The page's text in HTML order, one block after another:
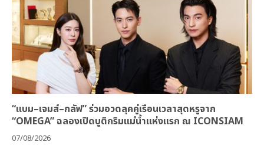
“แบม–เจมส์–กลัฟ” ร่วมอวดลุคคู่เรือนเวลาสุดหรูจาก
“OMEGA” ฉลองเปิดบูติกริมแม่น้ำแห่งแรก ณ ICONSIAM
07/08/2026